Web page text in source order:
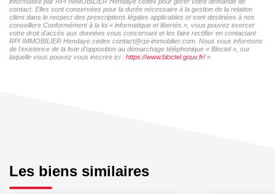
contact. Elles sont conservées pour la durée nécessaire à la gestion de la relation
client dans le respect des prescriptions légales applicables et sont destinées à nos
conseillers Conformément à la loi « informatique et libertés », vous pouvez exercer
votre droit d'accès aux données vous concernant et les faire rectifier en contactant
RPI IMMOBILIER Hendaye cedex contact@rpi-immobilier.com. Nous vous informons
de l'existence de la liste d'opposition au démarchage téléphonique « Bloctel », sur
laquelle vous pouvez vous inscrire ici : https://www.bloctel.gouv.fr/»
Les biens similaires